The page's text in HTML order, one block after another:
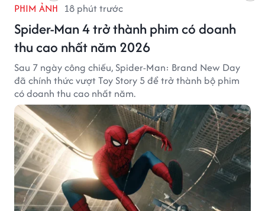
PHIM ẢNH 18 phút trước
Spider-Man 4 trở thành phim có doanh
thu cao nhất năm 2026
Sau 7 ngày công chiếu, Spider-Man: Brand New Day
đã chính thức vượt Toy Story 5 để trở thành bộ phim
có doanh thu cao nhất năm.